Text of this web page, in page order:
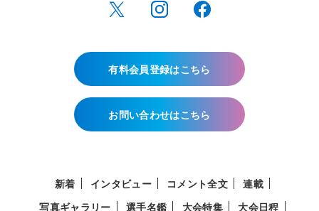
有料会員登録はこちら
お問い合わせはこちら
新着 インタビュー コメント全文
連載
写真ギャラリー
選手名鑑 大会特集 大会日程